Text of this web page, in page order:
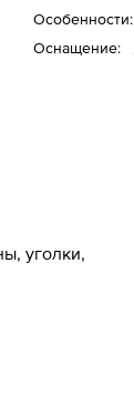
Особенности:
Оснащение:
уголки,